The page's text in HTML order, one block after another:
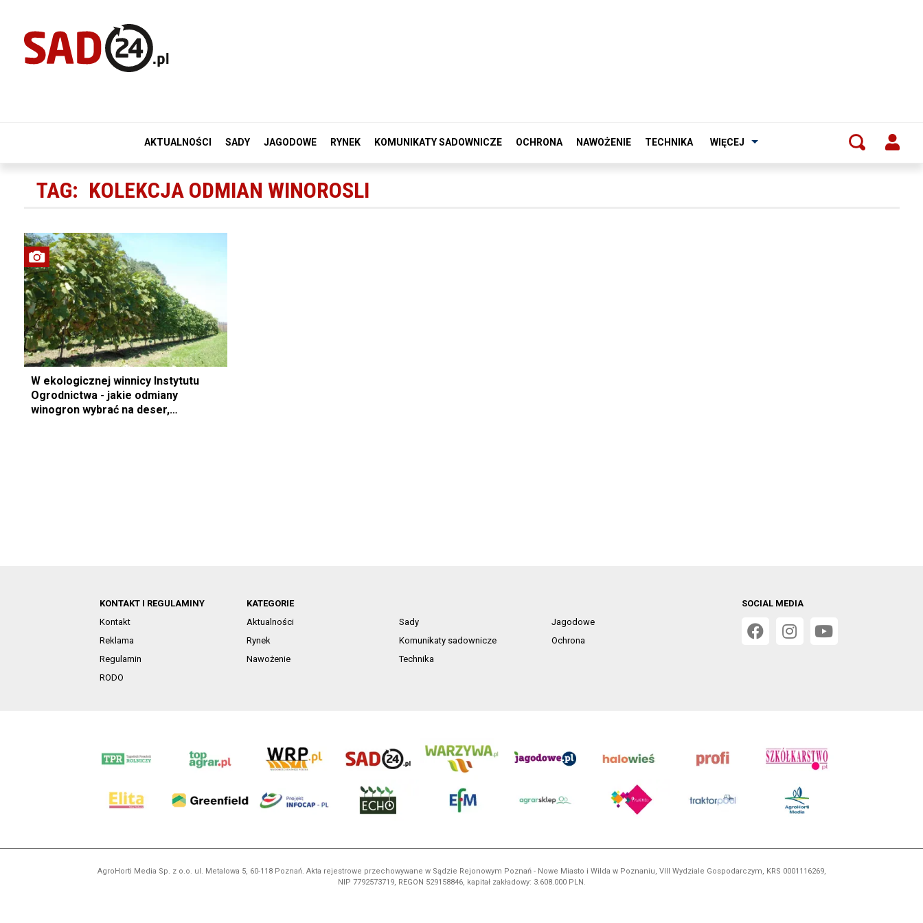
AKTUALNOŚCI SADY JAGODOWE RYNEK KOMUNIKATY SADOWNICZE OCHRONA NAWOŻENIE TECHNIKA WIĘCEJ
TAG: KOLEKCJA ODMIAN WINOROSLI
W ekologicznej winnicy Instytutu
Ogrodnictwa - jakie odmiany
winogron wybrać na deser,
KONTAKT I REGULAMINY
Kontakt
Reklama
Regulamin
RODO
KATEGORIE
Aktualności
Sady
Jagodowe
Rynek
Komunikaty sadownicze
Ochrona
Nawożenie
Technika
SOCIAL MEDIA
AgroHorti Media Sp. z o.o. ul. Metalowa 5, 60-118 Poznań. Akta rejestrowe przechowywane w Sądzie Rejonowym Poznań - Nowe Miasto i Wilda w Poznaniu, VIII Wydziale Gospodarczym, KRS 0001116269,
NIP 7792573719, REGON 529158846, kapitał zakładowy: 3.608.000 PLN.